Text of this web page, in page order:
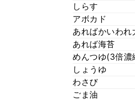
しらす
アボカド
あればかいわれ
あれば海苔
めんつゆ(3倍濃
しょうゆ
わさび
ごま油